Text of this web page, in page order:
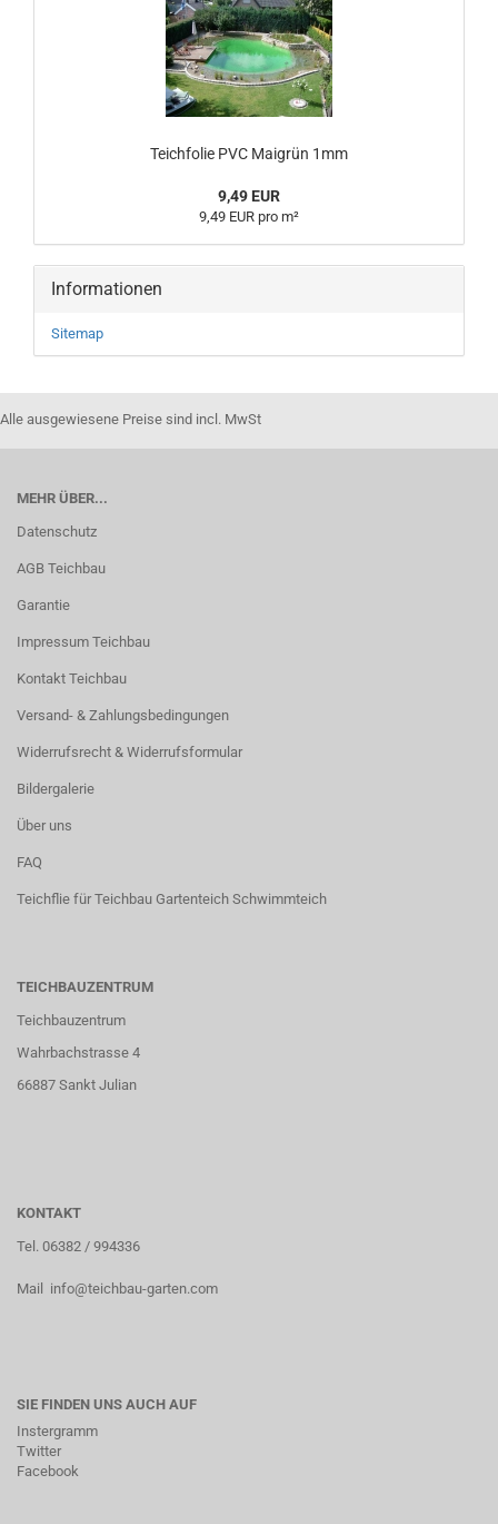
Teichfolie PVC Maigrün 1mm
9,49 EUR
9,49 EUR pro m²
Informationen
Sitemap
Alle ausgewiesene Preise sind incl. MwSt
MEHR ÜBER...
Datenschutz
AGB Teichbau
Garantie
Impressum Teichbau
Kontakt Teichbau
Versand- & Zahlungsbedingungen
Widerrufsrecht & Widerrufsformular
Bildergalerie
Über uns
FAQ
Teichflie für Teichbau Gartenteich Schwimmteich
TEICHBAUZENTRUM
Teichbauzentrum
Wahrbachstrasse 4
66887 Sankt Julian
KONTAKT
Tel. 06382 / 994336
Mail info@teichbau-garten.com
SIE FINDEN UNS AUCH AUF
Instergramm
Twitter
Facebook